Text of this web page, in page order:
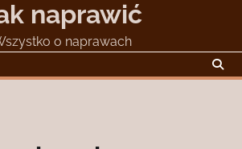
naprawić
o naprawach